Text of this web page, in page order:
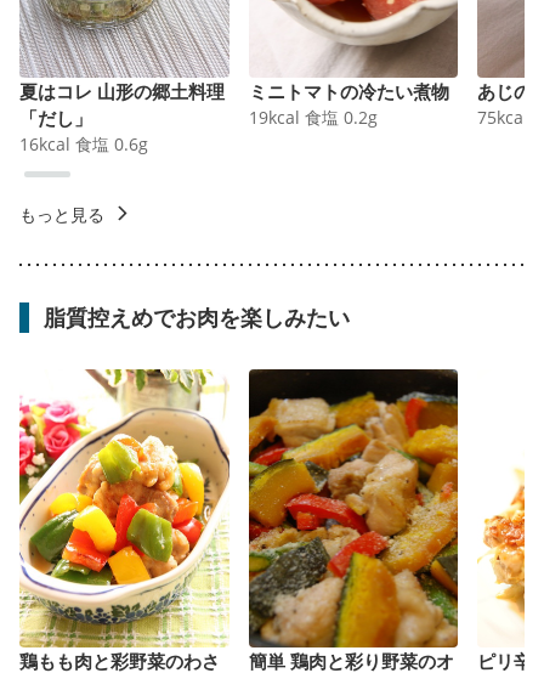
夏はコレ 山形の郷土料理
「だし」
16kcal 食塩 0.6g
ミニトマトの冷たい煮物
19kcal 食塩 0.2g
あじの
75kcal
もっと見る
脂質控えめでお肉を楽しみたい
鶏もも肉と彩野菜のわさ 簡単 鶏肉と彩り野菜のオ ピリ辛